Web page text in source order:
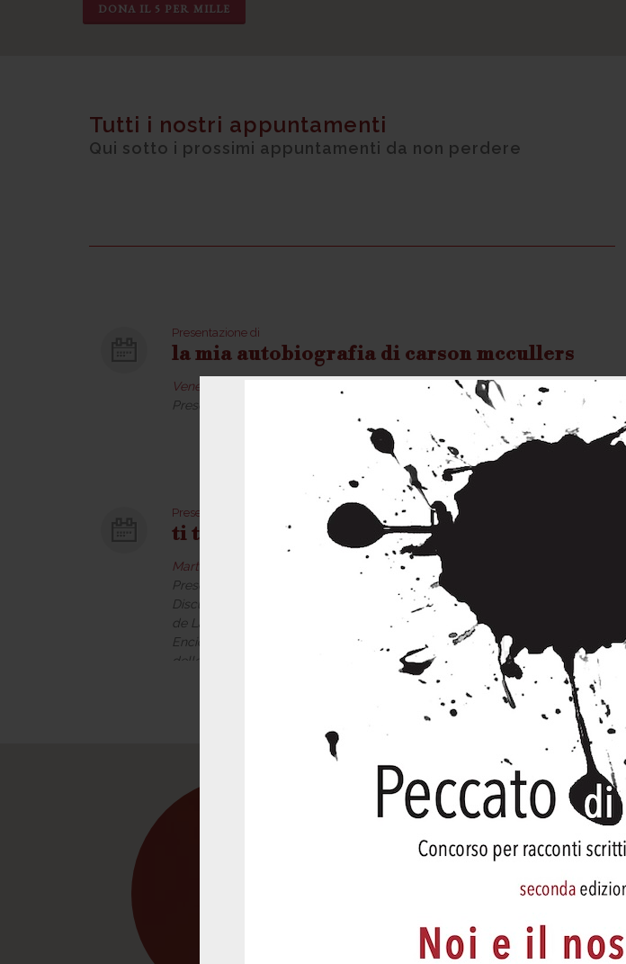
DONA IL 5 PER MILLE
Tutti i nostri appuntamenti
Qui sotto i prossimi appuntamenti da non perdere
Presentazione di
la mia autobiografia di carson mccullers
Venerdì, 18 Settembre 2026 | 18:00 - 19:00
Presentazione con Margherita Giacobino e Martina Merletti.
Presentazione di
ti trovo cambiata
Martedì, 7 Luglio 2026 | 18:00 - 19:00
Presentazione di "Ti trovo cambiata" di Francesca Calamita.
Discutono con l’autrice Laura Gramuglia (Autrice e direttrice artistica
de La città delle donne) e Paola Di Stefano (ufficio stampa
Enciclopediadelledonne.it). Saluti di Anna Pramstrahler (Biblioteca
delle donne).